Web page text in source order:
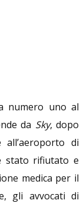
numero uno al
da Sky, dopo
di
stato rifiutato e
medica per il
gli avvocati di